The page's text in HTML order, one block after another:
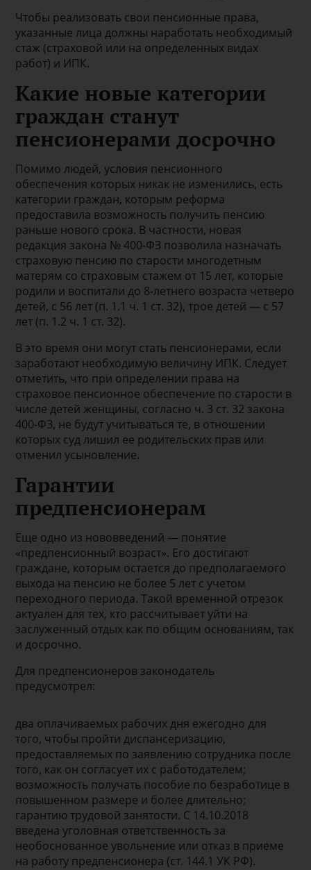
Чтобы реализовать свои пенсионные права,
указанные лица должны наработать необходимый
стаж (страховой или на определенных видах
работ) и ИПК.
Какие новые категории
граждан станут
пенсионерами досрочно
Помимо людей, условия пенсионного
обеспечения которых никак не изменились, есть
категории граждан, которым реформа
предоставила возможность получить пенсию
раньше нового срока. В частности, новая
редакция закона № 400-ФЗ позволила назначать
страховую пенсию по старости многодетным
матерям со страховым стажем от 15 лет, которые
родили и воспитали до 8-летнего возраста четверо
детей, с 56 лет (п. 1.1 ч. 1 ст. 32), трое детей — с 57
лет (п. 1.2 ч. 1 ст. 32).
В это время они могут стать пенсионерами, если
заработают необходимую величину ИПК. Следует
отметить, что при определении права на
страховое пенсионное обеспечение по старости в
числе детей женщины, согласно ч. 3 ст. 32 закона
400-ФЗ, не будут учитываться те, в отношении
которых суд лишил ее родительских прав или
отменил усыновление.
Гарантии
предпенсионерам
Еще одно из нововведений — понятие
«предпенсионный возраст». Его достигают
граждане, которым остается до предполагаемого
выхода на пенсию не более 5 лет с учетом
переходного периода. Такой временной отрезок
актуален для тех, кто рассчитывает уйти на
заслуженный отдых как по общим основаниям, так
и досрочно.
Для предпенсионеров законодатель
предусмотрел:
два оплачиваемых рабочих дня ежегодно для
того, чтобы пройти диспансеризацию,
предоставляемых по заявлению сотрудника после
того, как он согласует их с работодателем;
возможность получать пособие по безработице в
повышенном размере и более длительно;
гарантию трудовой занятости. С 14.10.2018
введена уголовная ответственность за
необоснованное увольнение или отказ в приеме
на работу предпенсионера (ст. 144.1 УК РФ).